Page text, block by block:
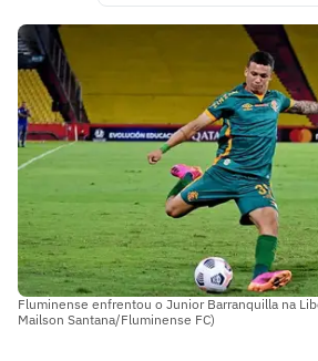
Fluminense enfrentou o Junior Barranquilla na
Mailson Santana/Fluminense FC)